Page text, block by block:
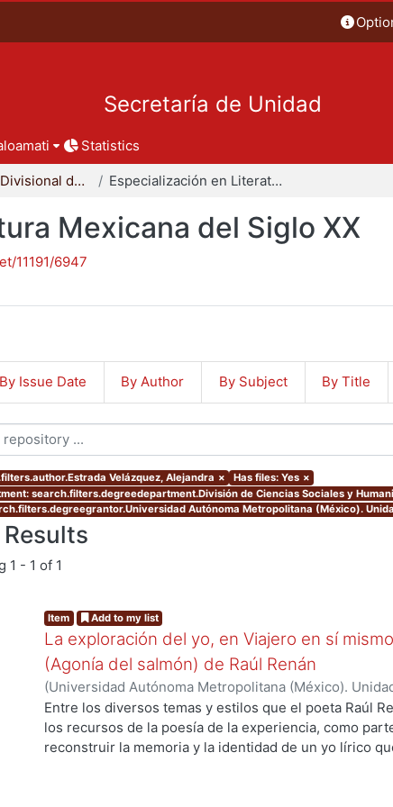
Secretaría de Unidad
Statistics
Coordinación Divisional de Posgrado Especialización en Literatura Mexicana del Siglo XX
Mexicana del Siglo XX
11191/6947
By Issue Date By Author By Subject By Title
Velázquez, Alejandra × Has files: Yes ×
search.filters.degreedepartment.División de Ciencias Sociales y
Autónoma Metropolitana (México).
1 - 1 of 1
Item Add to my list
La exploración del yo, en Viajero en sí
(Agonía del salmón) de Raúl Renán
(Universidad Autónoma Metropolitana (México).
de Servicios de Información.,2019)Estrada
Entre los diversos temas y estilos que el poeta Raúl
los recursos de la poesía de la experiencia, como
reconstruir la memoria y la identidad de un yo lírico